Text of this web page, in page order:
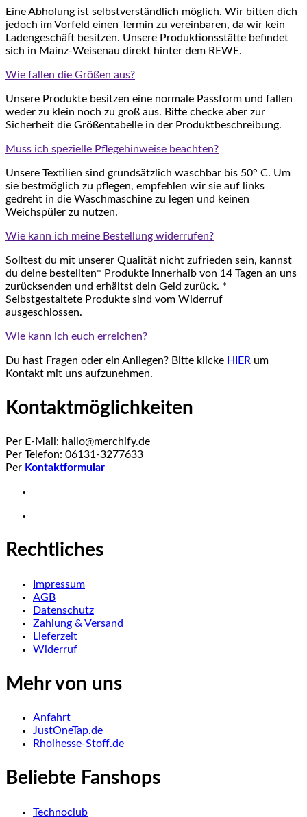
Eine Abholung ist selbstverständlich möglich. Wir bitten dich
jedoch im Vorfeld einen Termin zu vereinbaren, da wir kein
Ladengeschäft besitzen. Unsere Produktionsstätte befindet
sich in Mainz-Weisenau direkt hinter dem REWE.
Wie fallen die Größen aus?
Unsere Produkte besitzen eine normale Passform und fallen
weder zu klein noch zu groß aus. Bitte checke aber zur
Sicherheit die Größentabelle in der Produktbeschreibung.
Muss ich spezielle Pflegehinweise beachten?
Unsere Textilien sind grundsätzlich waschbar bis 50° C. Um
sie bestmöglich zu pflegen, empfehlen wir sie auf links
gedreht in die Waschmaschine zu legen und keinen
Weichspüler zu nutzen.
Wie kann ich meine Bestellung widerrufen?
Solltest du mit unserer Qualität nicht zufrieden sein, kannst
du deine bestellten* Produkte innerhalb von 14 Tagen an uns
zurücksenden und erhältst dein Geld zurück. *
Selbstgestaltete Produkte sind vom Widerruf
ausgeschlossen.
Wie kann ich euch erreichen?
Du hast Fragen oder ein Anliegen? Bitte klicke HIER um
Kontakt mit uns aufzunehmen.
Kontaktmöglichkeiten
Per E-Mail: hallo@merchify.de
Per Telefon: 06131-3277633
Per Kontaktformular
Rechtliches
Impressum
AGB
Datenschutz
Zahlung & Versand
Lieferzeit
Widerruf
Mehr von uns
Anfahrt
JustOneTap.de
Rhoihesse-Stoff.de
Beliebte Fanshops
Technoclub